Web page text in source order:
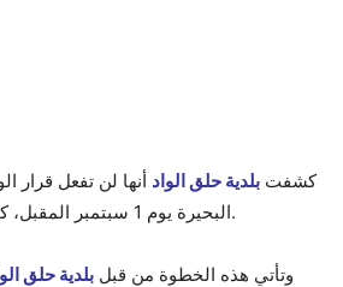
كشفت بلدية حلق الواد أنها لن تفعل قرار
البحيرة يوم 1 سبتمبر المقبل، كما كان مخططا له سابقا.
وتأتي هذه الخطوة من قبل بلدية حلق